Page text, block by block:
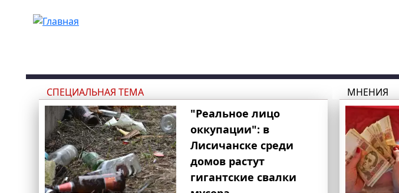
СПЕЦИАЛЬНАЯ ТЕМА
"Реальное лицо
оккупации": в
Лисичанске среди
домов растут
гигантские свалки
МНЕНИЯ